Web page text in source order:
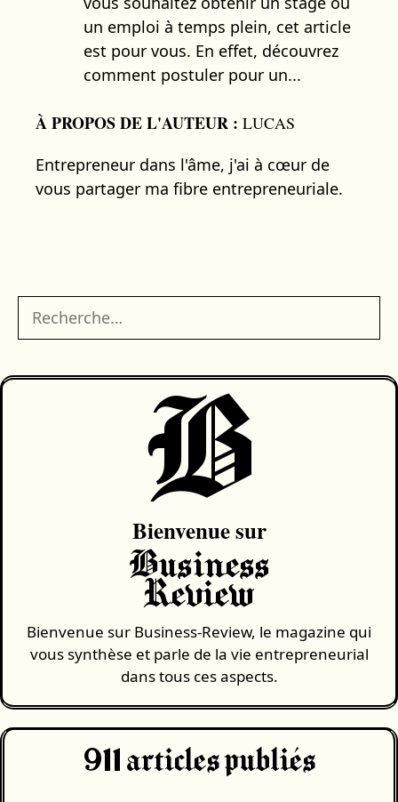
un emploi à temps plein, cet article
est pour vous. En effet, découvrez
comment postuler pour un...
À PROPOS DE L'AUTEUR : LUCAS
Entrepreneur dans l'âme, j'ai à cœur de
vous partager ma fibre entrepreneuriale.
Rechercher :
B
Bienvenue sur
Business
Review
Bienvenue sur Business-Review, le magazine qui
vous synthèse et parle de la vie entrepreneurial
dans tous ces aspects.
911 articles publiés